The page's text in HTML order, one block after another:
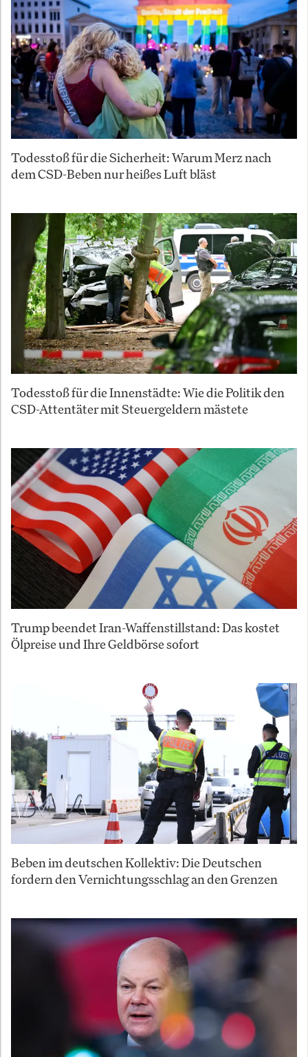
Todesstoß für die Sicherheit: Warum Merz nach
dem CSD-Beben nur heißes Luft bläst
Todesstoß für die Innenstädte: Wie die Politik den
CSD-Attentäter mit Steuergeldern mästete
Trump beendet Iran-Waffenstillstand: Das kostet
Ölpreise und Ihre Geldbörse sofort
Beben im deutschen Kollektiv: Die Deutschen
fordern den Vernichtungsschlag an den Grenzen